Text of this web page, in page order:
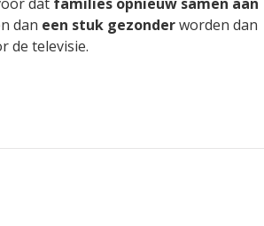
dan een stuk gezonderworden dan
de televisie.